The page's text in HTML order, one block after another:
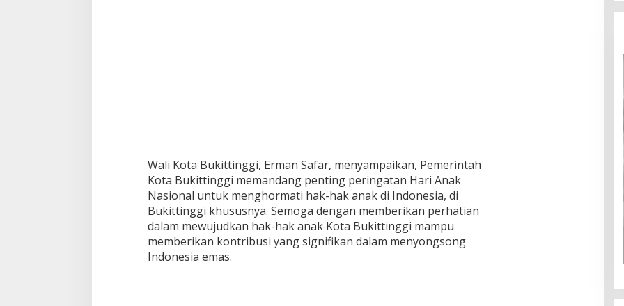
Wali Kota Bukittinggi, Erman Safar, menyampaikan, Pemerintah
Kota Bukittinggi memandang penting peringatan Hari Anak
Nasional untuk menghormati hak-hak anak di Indonesia, di
Bukittinggi khususnya. Semoga dengan memberikan perhatian
dalam mewujudkan hak-hak anak Kota Bukittinggi mampu
memberikan kontribusi yang signifikan dalam menyongsong
Indonesia emas.